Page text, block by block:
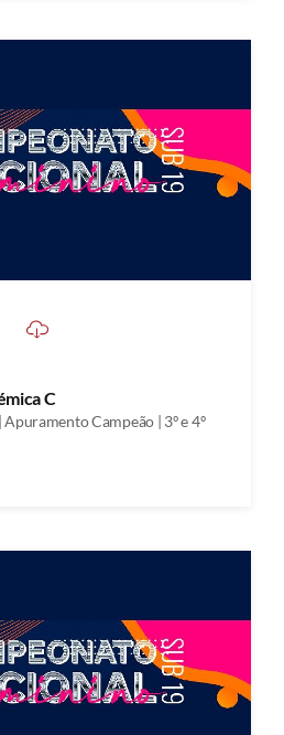
C
Campeão | 3º e 4º